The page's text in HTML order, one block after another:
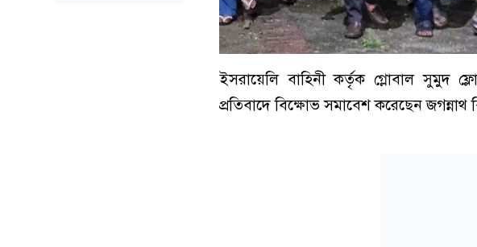
ইসরায়েলি বাহিনী কর্তৃক গ্লোবাল সুমুদ
প্রতিবাদে বিক্ষোভ সমাবেশ করেছেন জগন্নাথ